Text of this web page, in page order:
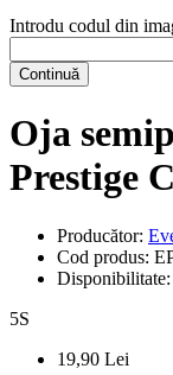
Introdu codul din
Continuă
Oja
Prestige
Producător:
Cod produs:
Disponibilitate:
5S
19,90 Lei